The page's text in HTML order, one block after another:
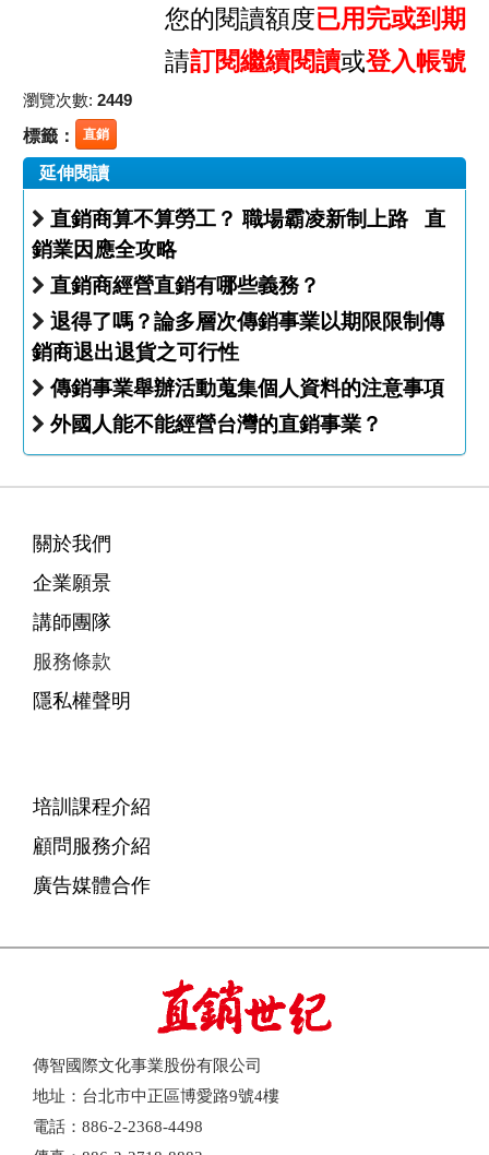
您的閱讀額度已用完或到期
請訂閱繼續閱讀或登入帳號
瀏覽次數: 2449
標籤： 直銷
延伸閱讀
直銷商算不算勞工？ 職場霸凌新制上路 直
銷業因應全攻略
直銷商經營直銷有哪些義務？
退得了嗎？論多層次傳銷事業以期限限制傳
銷商退出退貨之可行性
傳銷事業舉辦活動蒐集個人資料的注意事項
外國人能不能經營台灣的直銷事業？
關於我們
企業願景
講師團隊
服務條款
隱私權聲明
培訓課程介紹
顧問服務介紹
廣告媒體合作
傳智國際文化事業股份有限公司
地址：台北市中正區博愛路9號4樓
電話：886-2-2368-4498